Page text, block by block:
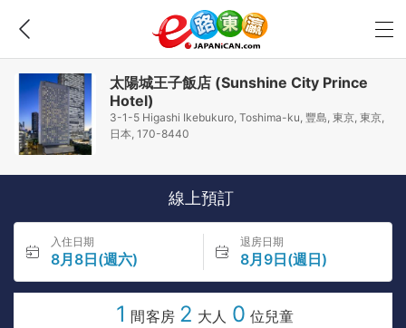
太陽城王子飯店 (Sunshine City Prince
Hotel)
3-1-5 Higashi Ikebukuro, Toshima-ku, 豐島, 東京, 東京,
日本, 170-8440
線上預訂
入住日期
8月8日(週六)
退房日期
8月9日(週日)
1 間客房 2 大人 0 位兒童